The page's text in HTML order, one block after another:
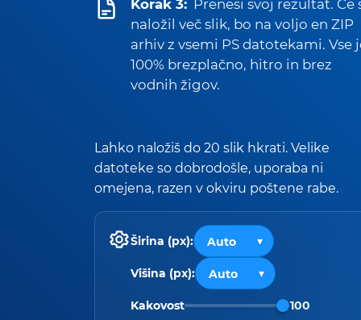
Korak 3: Prenesi svoj rezultat. Če
naložil več slik, bo na voljo en ZIP
arhiv z vsemi PS datotekami. Vse
100% brezplačno, hitro in brez
vodnih žigov.
Lahko naložiš do 20 slik hkrati. Velike
datoteke so dobrodošle, uporaba ni
omejena, razen v okviru poštene rabe.
Širina (px):
Višina (px):
Kakovost 100